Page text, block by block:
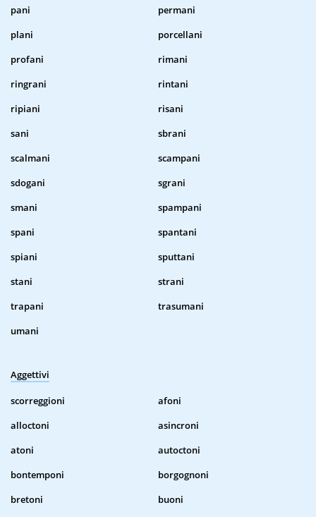
pani
permani
plani
porcellani
profani
rimani
ringrani
rintani
ripiani
risani
sani
sbrani
scalmani
scampani
sdogani
sgrani
smani
spampani
spani
spantani
spiani
sputtani
stani
strani
trapani
trasumani
umani
Aggettivi
scorreggioni
afoni
alloctoni
asincroni
atoni
autoctoni
bontemponi
borgognoni
bretoni
buoni